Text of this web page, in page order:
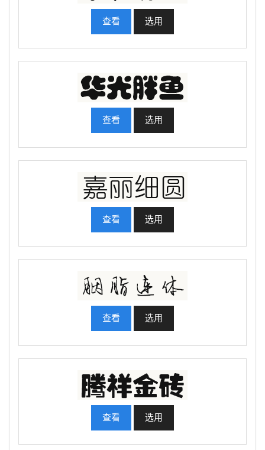
查看 选用
查看 选用
查看 选用
查看 选用
查看 选用